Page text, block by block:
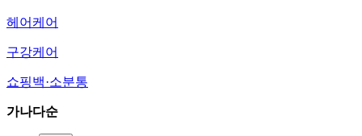
헤어케어
구강케어
쇼핑백·소분통
가나다순